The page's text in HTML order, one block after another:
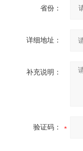
省份：
详细地址：
补充说明：
验证码：